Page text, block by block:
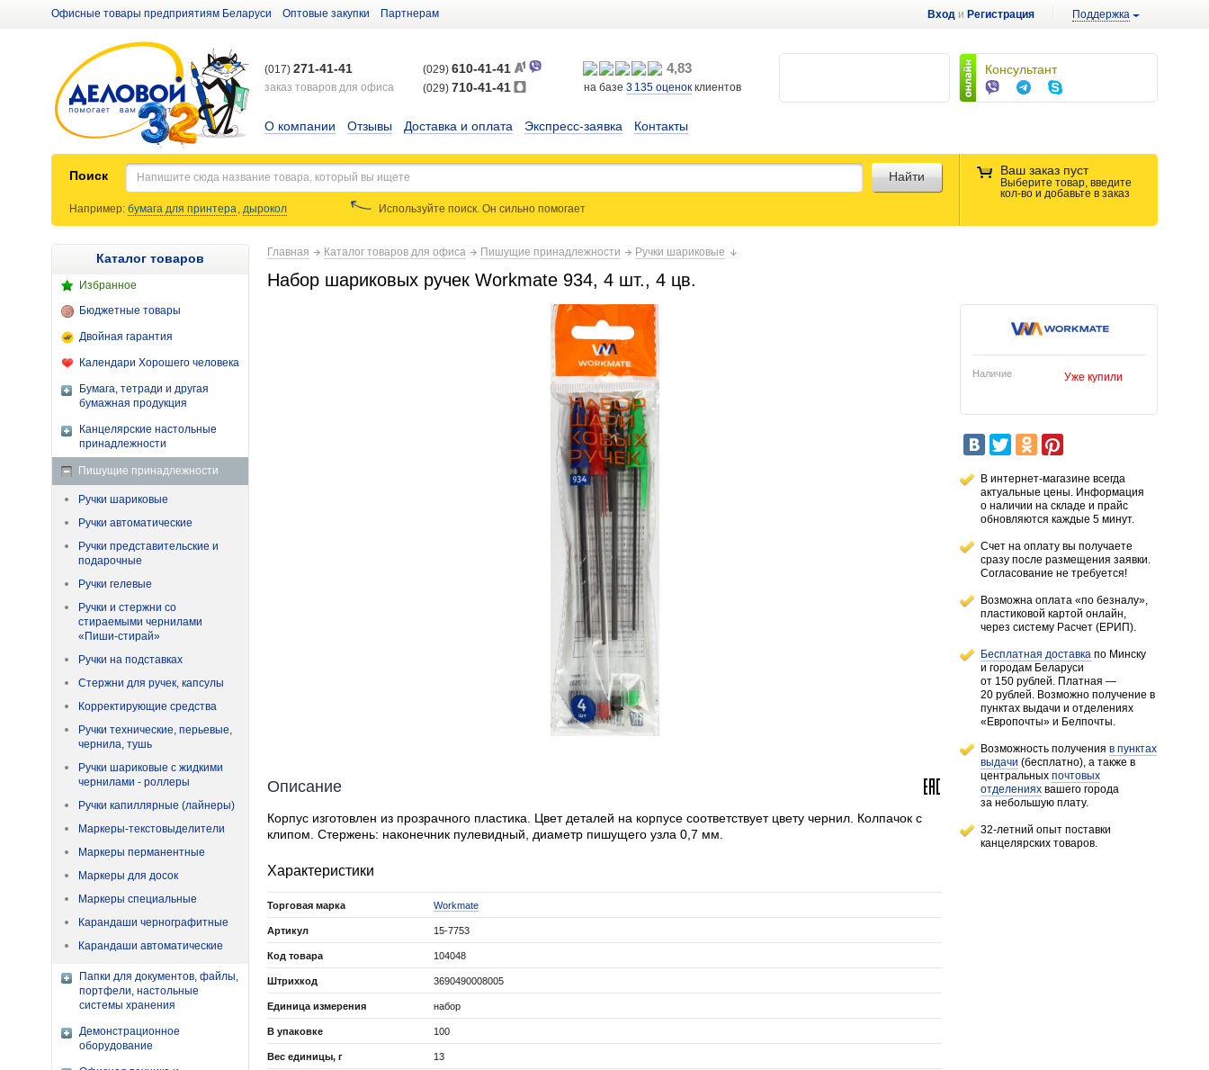
Вход и Регистрация Поддержка
Офисные товары предприятиям Беларуси Оптовые закупки Партнерам
Консультант
(017) 271-41-41
заказ товаров для офиса
(029) 610-41-41
(029) 710-41-41
4,83
на базе 3 135 оценок клиентов
О компании Отзывы Доставка и оплата Экспресс-заявка Контакты
Поиск Ваш заказ пуст
Выберите товар, введите
кол-во и добавьте в заказ
Найти
Например: бумага для принтера, дырокол Используйте поиск. Он сильнопомогает
Каталог товаров
Избранное
Бюджетные товары
Двойная гарантия
Календари Хорошего человека
Бумага, тетради и другая
бумажная продукция
Канцелярские настольные
принадлежности
Пишущие принадлежности
Ручки шариковые
Ручки автоматические
Ручки представительские и
подарочные
Ручки гелевые
Ручки и стержни со
стираемыми чернилами
«Пиши-стирай»
Ручки на подставках
Стержни для ручек, капсулы
Корректирующие средства
Ручки технические, перьевые,
чернила, тушь
Ручки шариковые с жидкими
чернилами - роллеры
Ручки капиллярные (лайнеры)
Маркеры-текстовыделители
Маркеры перманентные
Маркеры для досок
Маркеры специальные
Карандаши чернографитные
Карандаши автоматические
Папки для документов, файлы,
портфели, настольные
системы хранения
Демонстрационное
оборудование
Главная Каталог товаров для офиса Пишущие принадлежности Ручки шариковые
Набор шариковых ручек Workmate 934, 4 шт., 4 цв.
Наличие Уже купили
В интернет-магазине всегда
актуальные цены. Информация
о наличии на складе и прайс
обновляются каждые 5 минут.
Счет на оплату вы получаете
сразу после размещения заявки.
Согласование не требуется!
Возможна оплата «по безналу»,
пластиковой картой онлайн,
через систему Расчет (ЕРИП).
Бесплатная доставка по Минску
и городам Беларуси
от 150 рублей. Платная —
20 рублей. Возможно получение в
пунктах выдачи и отделениях
«Европочты» и Белпочты.
Возможность получения в пунктах
выдачи (бесплатно), а также в
центральных почтовых
отделениях вашего города
за небольшую плату.
32-летний опыт поставки
канцелярских товаров.
Описание
Корпус изготовлен из прозрачного пластика. Цвет деталей на корпусе соответствует цвету чернил. Колпачок с
клипом. Стержень: наконечник пулевидный, диаметр пишущего узла 0,7 мм.
Характеристики
Торговая марка Workmate
Артикул 15-7753
Код товара 104048
Штрихкод 3690490008005
Единица измерения набор
В упаковке 100
Вес единицы, г 13